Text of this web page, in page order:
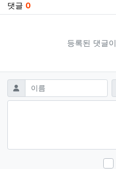
댓글 0
등록된 댓글
댓글쓰기
이름 필수